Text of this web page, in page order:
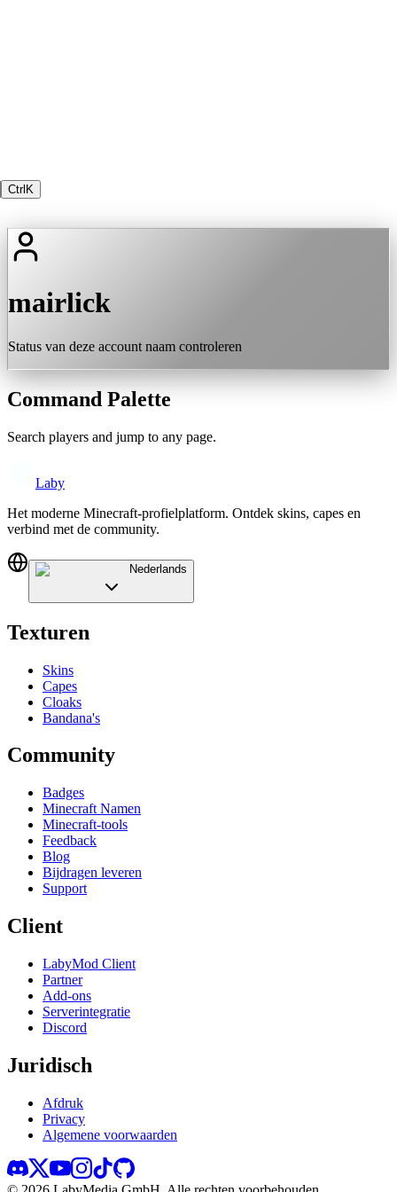
Ctrl K
mairlick
Status van deze account naam controleren
Command Palette
Search players and jump to any page.
Laby
Het moderne Minecraft-profielplatform. Ontdek skins, capes en
verbind met de community.
Nederlands
Texturen
Skins
Capes
Cloaks
Bandana's
Community
Badges
Minecraft Namen
Minecraft-tools
Feedback
Blog
Bijdragen leveren
Support
Client
LabyMod Client
Partner
Add-ons
Serverintegratie
Discord
Juridisch
Afdruk
Privacy
Algemene voorwaarden